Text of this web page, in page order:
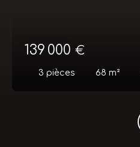
139 000 €
3 pièces 68 m²